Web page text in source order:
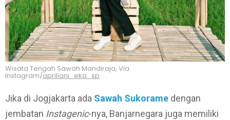
Wisata Tengah Sawah Mandiraja, Via
Instagram/apriliani_eka_sp
Jika di Jogjakarta ada Sawah Sukorame dengan
jembatan Instagenic-nya, Banjarnegara juga memiliki